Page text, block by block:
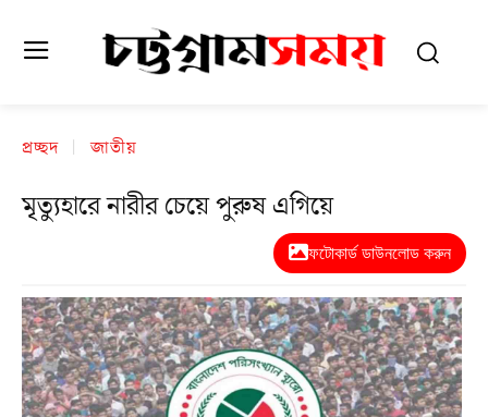
প্রচ্ছদ জাতীয়
মৃত্যুহারে নারীর চেয়ে পুরুষ এগিয়ে
ফটোকার্ড ডাউনলোড করুন